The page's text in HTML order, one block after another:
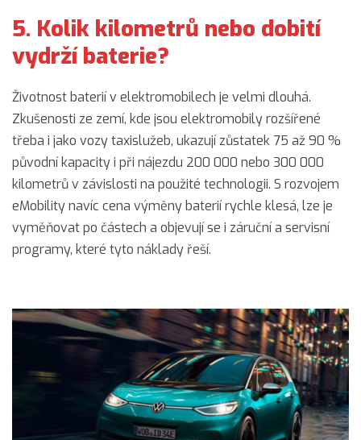
5. Kolik kilometrů nebo dobití
vydrží baterie?
Životnost baterií v elektromobilech je velmi dlouhá.
Zkušenosti ze zemí, kde jsou elektromobily rozšířené
třeba i jako vozy taxislužeb, ukazují zůstatek 75 až 90 %
původní kapacity i při nájezdu 200 000 nebo 300 000
kilometrů v závislosti na použité technologii. S rozvojem
eMobility navíc cena výměny baterií rychle klesá, lze je
vyměňovat po částech a objevují se i záruční a servisní
programy, které tyto náklady řeší.